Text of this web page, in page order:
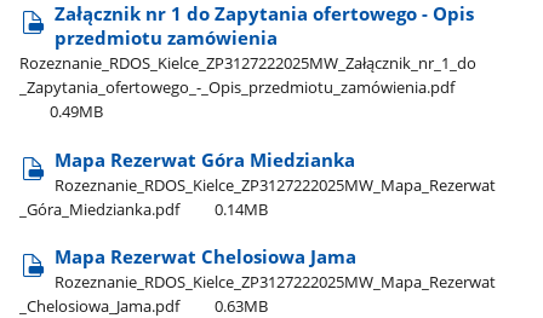
Załącznik nr 1 do Zapytania ofertowego - Opis
przedmiotu zamówienia
Rozeznanie​_RDOS​_Kielce​_ZP3127222025MW​_Załącznik​_nr​_1​_do​
_Zapytania​_ofertowego​_-​_Opis​_przedmiotu​_zamówienia.pdf
0.49MB
Mapa Rezerwat Góra Miedzianka
Rozeznanie​_RDOS​_Kielce​_ZP3127222025MW​_Mapa​_Rezerwat​
_Góra​_Miedzianka.pdf
0.14MB
Mapa Rezerwat Chelosiowa Jama
Rozeznanie​_RDOS​_Kielce​_ZP3127222025MW​_Mapa​_Rezerwat​
_Chelosiowa​_Jama.pdf
0.63MB